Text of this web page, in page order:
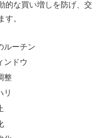
的な買い増しを防げ、交
す。
ルーチン
ンドウ
整
リ